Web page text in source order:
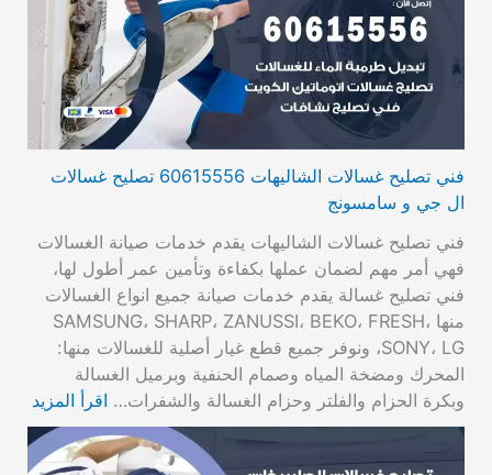
فني تصليح غسالات الشاليهات 60615556 تصليح غسالات
ال جي و سامسونج
فني تصليح غسالات الشاليهات يقدم خدمات صيانة الغسالات
فهي أمر مهم لضمان عملها بكفاءة وتأمين عمر أطول لها،
فني تصليح غسالة يقدم خدمات صيانة جميع انواع الغسالات
منها SAMSUNG، SHARP، ZANUSSI، BEKO، FRESH،
SONY، LG، ونوفر جميع قطع غيار أصلية للغسالات منها:
المحرك ومضخة المياه وصمام الحنفية وبرميل الغسالة
وبكرة الحزام والفلتر وحزام الغسالة والشفرات… اقرأ المزيد